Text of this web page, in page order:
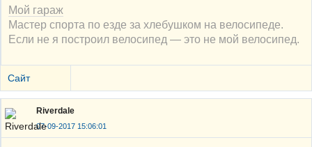
Мой гараж
Мастер спорта по езде за хлебушком на велосипеде.
Если не я построил велосипед — это не мой велосипед.
Сайт
Riverdale
07-09-2017 15:06:01